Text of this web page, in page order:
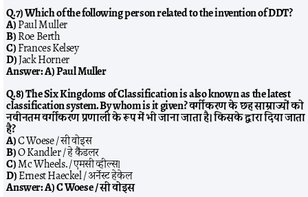
Q.7) Which of the following person related to the invention of DDT?
A)Paul Muller
B)Roe Berth
C)Frances Kelsey
D)Jack Horner
Answer:A) Paul Muller
Q.8) The Six Kingdoms of Classification is also known as the latest
classification system. By whom is it given? वर्गीकरण के छह साम्राज्यों को
नवीनतम वर्गीकरण प्रणाली के रूप में भी जाना जाता है। किसके द्वारा दिया जाता
है?
A)C Woese / सी वोइस
B)O Kandler / हे कैंडलर
C)Mc Wheels. / एमसी व्हील्स।
D)Ernest Haeckel / अर्नेस्ट हेकेल
Answer:A) C Woese / सी वोइस